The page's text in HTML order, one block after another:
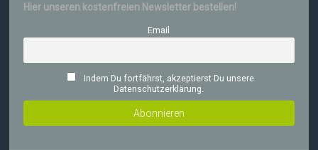
Hier unseren kostenfreien Newsletter bestellen!
Email
Indem Du fortfährst, akzeptierst Du unsere
Datenschutzerklärung.